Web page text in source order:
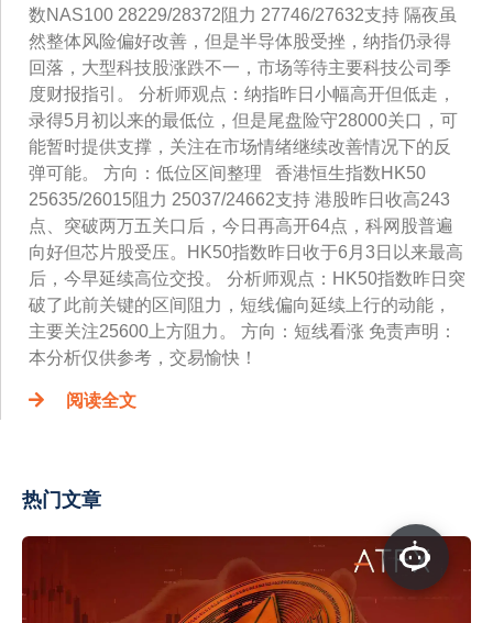
数NAS100 28229/28372阻力 27746/27632支持 隔夜虽
然整体风险偏好改善，但是半导体股受挫，纳指仍录得
回落，大型科技股涨跌不一，市场等待主要科技公司季
度财报指引。 分析师观点：纳指昨日小幅高开但低走，
录得5月初以来的最低位，但是尾盘险守28000关口，可
能暂时提供支撑，关注在市场情绪继续改善情况下的反
弹可能。 方向：低位区间整理 香港恒生指数HK50
25635/26015阻力 25037/24662支持 港股昨日收高243
点、突破两万五关口后，今日再高开64点，科网股普遍
向好但芯片股受压。HK50指数昨日收于6月3日以来最高
后，今早延续高位交投。 分析师观点：HK50指数昨日突
破了此前关键的区间阻力，短线偏向延续上行的动能，
主要关注25600上方阻力。 方向：短线看涨 免责声明：
本分析仅供参考，交易愉快！
阅读全文
热门文章